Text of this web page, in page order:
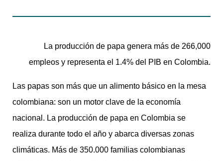
La producción de papa genera más de 266,000
empleos y representa el 1.4% del PIB en Colombia.
Las papas son más que un alimento básico en la mesa
colombiana: son un motor clave de la economía
nacional. La producción de papa en Colombia se
realiza durante todo el año y abarca diversas zonas
climáticas. Más de 350.000 familias colombianas